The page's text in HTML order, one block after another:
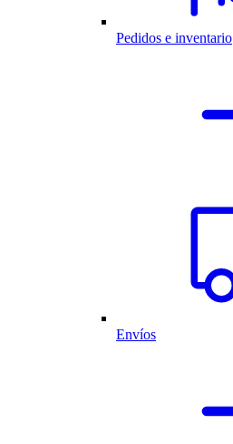
Pedidos e inventario
Envíos